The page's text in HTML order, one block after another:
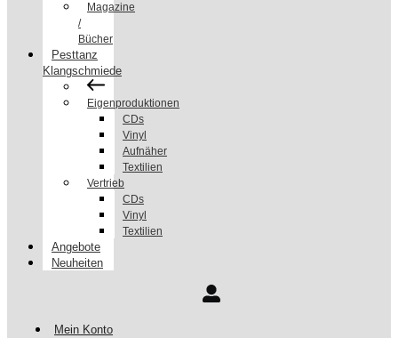
Magazine
/
Bücher
Pesttanz
Klangschmiede
Eigenproduktionen
CDs
Vinyl
Aufnäher
Textilien
Vertrieb
CDs
Vinyl
Textilien
Angebote
Neuheiten
Mein Konto